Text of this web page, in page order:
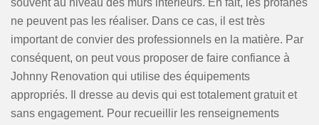
souvent au niveau des murs intérieurs. En fait, les profanes
ne peuvent pas les réaliser. Dans ce cas, il est très
important de convier des professionnels en la matière. Par
conséquent, on peut vous proposer de faire confiance à
Johnny Renovation qui utilise des équipements
appropriés. Il dresse au devis qui est totalement gratuit et
sans engagement. Pour recueillir les renseignements